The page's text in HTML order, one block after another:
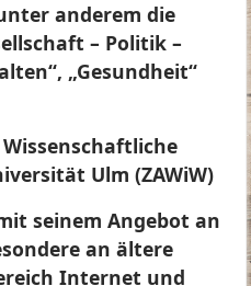
anderem die
– Politik –
„Gesundheit“
Ulm (ZAWiW)
seinem Angebot an
an ältere
Internet und